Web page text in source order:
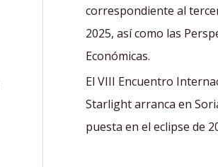
correspondiente al
2025, así como las
Económicas.
El VIII Encuentro
Starlight arranca en
puesta en el eclipse de